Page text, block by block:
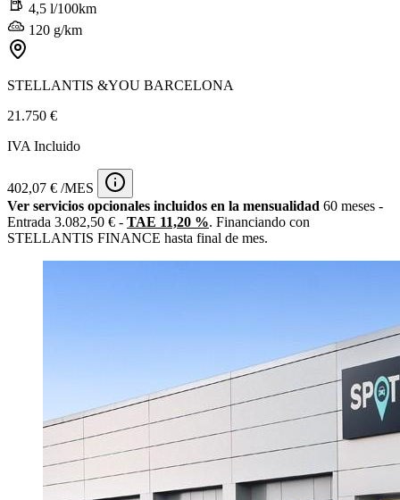
4,5 l/100km
120 g/km
STELLANTIS &YOU BARCELONA
21.750 €
IVA Incluido
402,07 € /MES
Ver servicios opcionales incluidos en la mensualidad 60 meses -
Entrada 3.082,50 € - TAE 11,20 %. Financiando con
STELLANTIS FINANCE hasta final de mes.